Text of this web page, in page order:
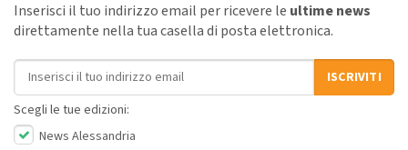
Inserisci il tuo indirizzo email per ricevere le ultime news
direttamente nella tua casella di posta elettronica.
Indirizzo email
ISCRIVITI
Scegli le tue edizioni:
News Alessandria